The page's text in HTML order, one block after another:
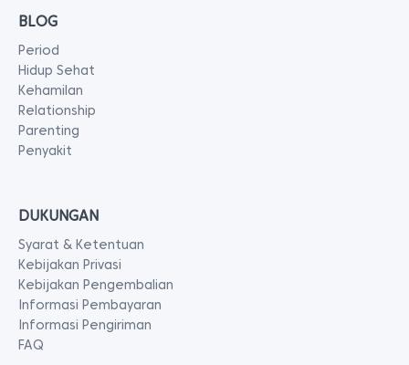
BLOG
Period
Hidup Sehat
Kehamilan
Relationship
Parenting
Penyakit
DUKUNGAN
Syarat & Ketentuan
Kebijakan Privasi
Kebijakan Pengembalian
Informasi Pembayaran
Informasi Pengiriman
FAQ